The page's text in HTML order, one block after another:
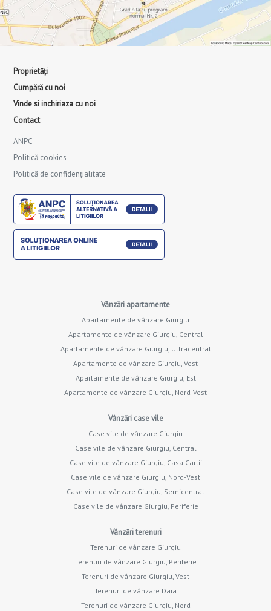
Proprietăți
Cumpără cu noi
Vinde si inchiriaza cu noi
Contact
ANPC
Politică cookies
Politică de confidențialitate
Vânzări apartamente
Apartamente de vânzare Giurgiu
Apartamente de vânzare Giurgiu, Central
Apartamente de vânzare Giurgiu, Ultracentral
Apartamente de vânzare Giurgiu, Vest
Apartamente de vânzare Giurgiu, Est
Apartamente de vânzare Giurgiu, Nord-Vest
Vânzări case vile
Case vile de vânzare Giurgiu
Case vile de vânzare Giurgiu, Central
Case vile de vânzare Giurgiu, Casa Cartii
Case vile de vânzare Giurgiu, Nord-Vest
Case vile de vânzare Giurgiu, Semicentral
Case vile de vânzare Giurgiu, Periferie
Vânzări terenuri
Terenuri de vânzare Giurgiu
Terenuri de vânzare Giurgiu, Periferie
Terenuri de vânzare Giurgiu, Vest
Terenuri de vânzare Daia
Terenuri de vânzare Giurgiu, Nord